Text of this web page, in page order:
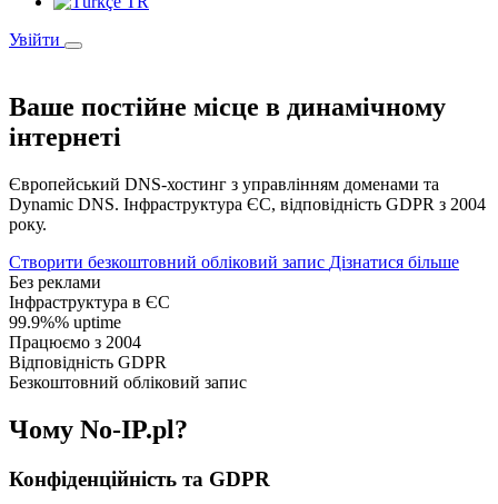
Увійти
Ваше постійне місце в динамічному
інтернеті
Європейський DNS-хостинг з управлінням доменами та
Dynamic DNS. Інфраструктура ЄС, відповідність GDPR з 2004
року.
Створити безкоштовний обліковий запис Дізнатися більше
Без реклами
Інфраструктура в ЄС
99.9%% uptime
Працюємо з 2004
Відповідність GDPR
Безкоштовний обліковий запис
Чому No-IP.pl?
Конфіденційність та GDPR